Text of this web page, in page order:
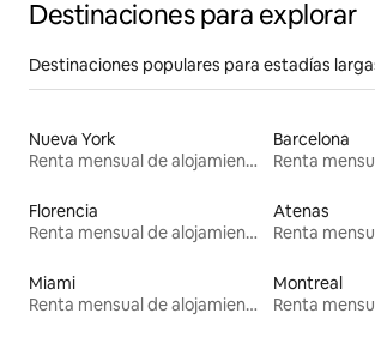
Destinaciones para explorar
Destinaciones populares para estadías
Nueva York
Renta mensual de alojamientos
Barcelona
Florencia
Renta mensual de alojamientos
Atenas
Miami
Renta mensual de alojamientos
Montreal